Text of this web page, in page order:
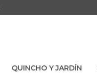
QUINCHO Y JARDÍN